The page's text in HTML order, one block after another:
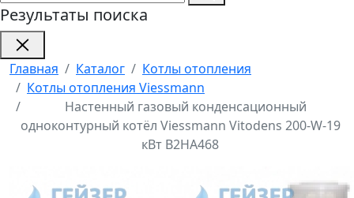
Результаты поиска
Главная Каталог
Котлы отопления
Котлы отопления Viessmann
Настенный газовый конденсационный
одноконтурный котёл Viessmann Vitodens 200-W-19
кВт B2HA468